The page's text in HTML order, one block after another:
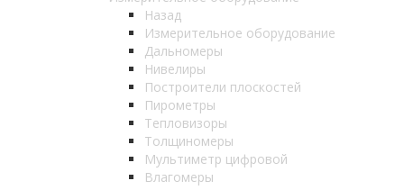
Назад
Измерительное оборудование
Дальномеры
Нивелиры
Построители плоскостей
Пирометры
Тепловизоры
Толщиномеры
Мультиметр цифровой
Влагомеры